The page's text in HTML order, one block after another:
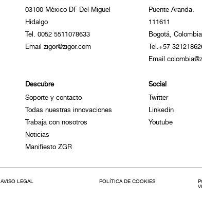
03100 México DF Del Miguel
Hidalgo
Tel. 0052 5511078633
Email zigor@zigor.com
Puente Aranda.
111611
Bogotá, Colombia
Tel.+57
Email
Descubre
Soporte y contacto
Todas nuestras innovaciones
Trabaja con nosotros
Noticias
Manifiesto ZGR
Social
Twitter
Linkedin
Youtube
AVISO LEGAL POLÍTICA DE COOKIES